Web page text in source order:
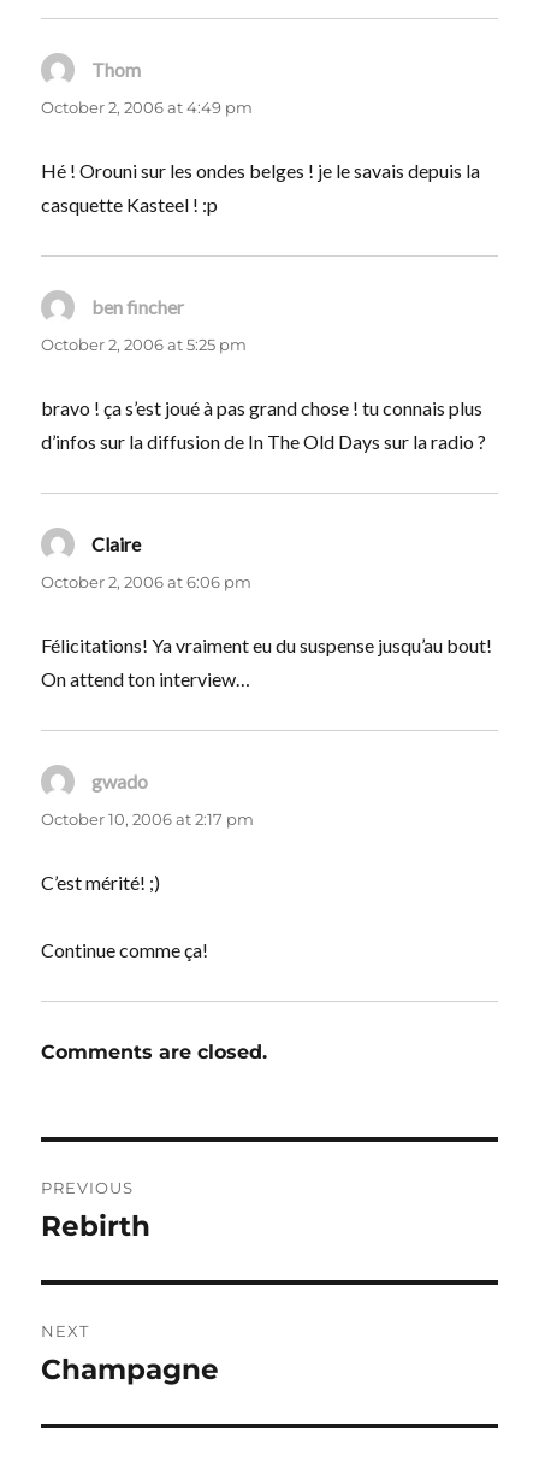
Thom
October 2, 2006 at 4:49 pm
Hé ! Orouni sur les ondes belges ! je le savais depuis la
casquette Kasteel ! :p
ben fincher
October 2, 2006 at 5:25 pm
bravo ! ça s’est joué à pas grand chose ! tu connais plus
d’infos sur la diffusion de In The Old Days sur la radio ?
Clairesays:
October 2, 2006 at 6:06 pm
Félicitations! Ya vraiment eu du suspense jusqu’au bout!
On attend ton interview…
gwado
October 10, 2006 at 2:17 pm
C’est mérité! ;)
Continue comme ça!
Comments are closed.
navigation
PREVIOUS
Previous
Rebirth
NEXT
Next
Champagne